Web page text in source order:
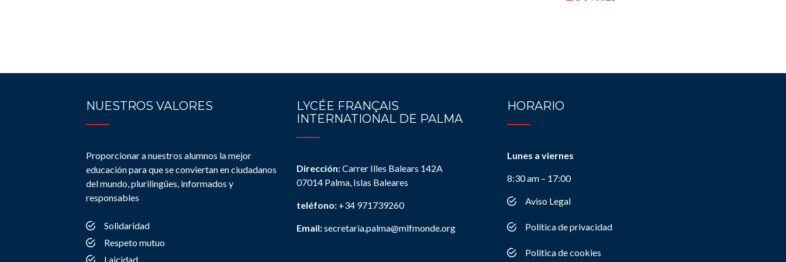
NUESTROS VALORES
Proporcionar a nuestros alumnos la mejor
educación para que se conviertan en ciudadanos
del mundo, plurilingües, informados y
responsables
Solidaridad
Respeto mutuo
Laicidad
LYCÉE FRANÇAIS
INTERNATIONAL DE PALMA
Dirección:Carrer Illes Balears 142A
07014 Palma, Islas Baleares
teléfono: +34 971739260
Email:secretaria.palma@mlfmonde.org
HORARIO
Lunes a viernes
8:30 am – 17:00
Aviso Legal
Política de privacidad
Política de cookies